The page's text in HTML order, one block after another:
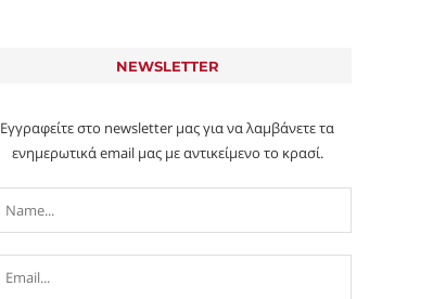
NEWSLETTER
Εγγραφείτε στο newsletter μας για να λαμβάνετε τα
ενημερωτικά email μας με αντικείμενο το κρασί.